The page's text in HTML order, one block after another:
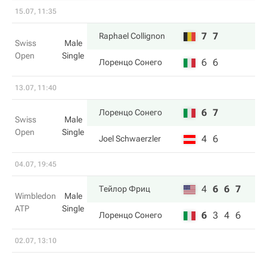
15.07, 11:35
Swiss
Open
Male
Single
Raphael Collignon 7 7
Лоренцо Сонего 6 6
13.07, 11:40
Swiss
Open
Male
Single
Лоренцо Сонего 6 7
Joel Schwaerzler 4 6
04.07, 19:45
Wimbledon
ATP
Male
Single
Тейлор Фриц 4 6 6 7
Лоренцо Сонего 6 3 4 6
02.07, 13:10